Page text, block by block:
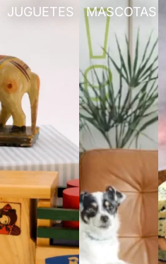
JUGUETES MASCOTAS